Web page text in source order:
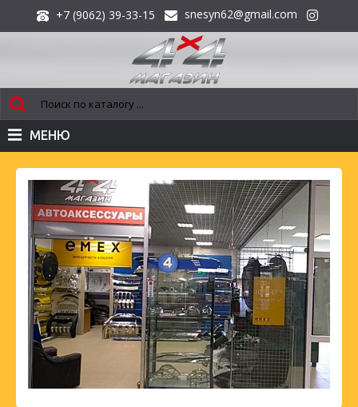
+7 (9062) 39-33-15 snesyn62@gmail.com
МЕНЮ